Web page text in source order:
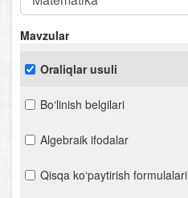
Mavzular
Oraliqlar usuli
Bo‘linish belgilari
Algebraik ifodalar
Qisqa ko‘paytirish formulalari